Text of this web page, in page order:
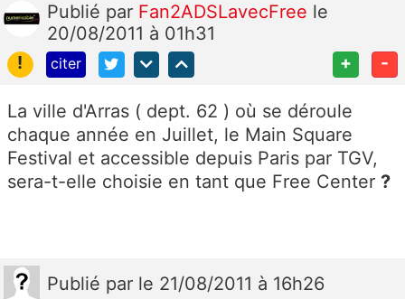
Publié par Fan2ADSLavecFree le
20/08/2011 à 01h31
!
citer + -
La ville d'Arras ( dept. 62 ) où se déroule
chaque année en Juillet, le Main Square
Festival et accessible depuis Paris par TGV,
sera-t-elle choisie en tant que Free Center ?
Publié par le 21/08/2011 à 16h26